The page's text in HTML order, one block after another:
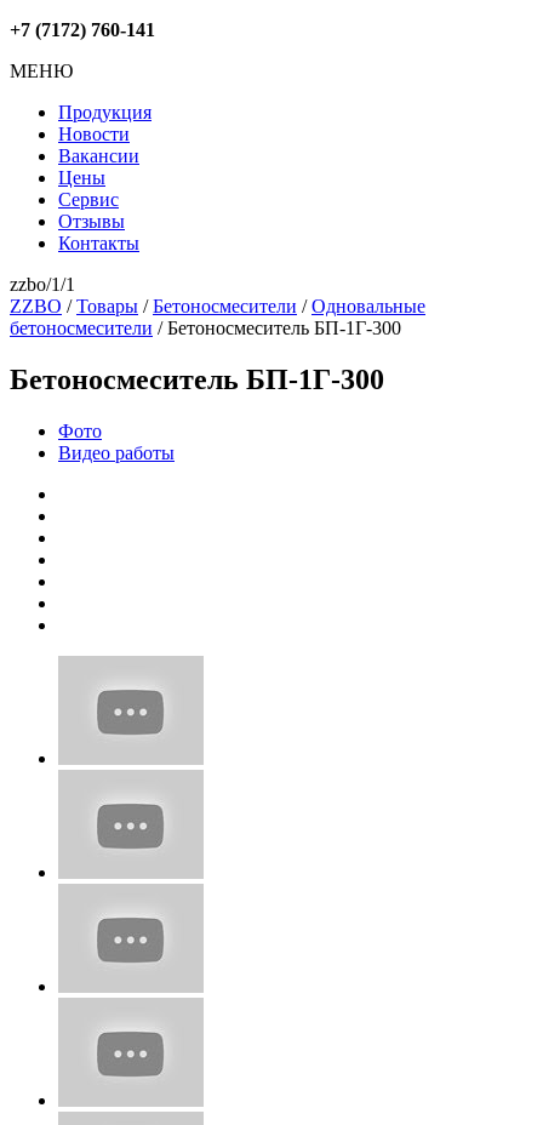
+7 (7172) 760-141
МЕНЮ
Продукция
Новости
Вакансии
Цены
Сервис
Отзывы
Контакты
zzbo/1/1
ZZBO /Товары /Бетоносмесители /Одновальные
бетоносмесители /Бетоносмеситель БП-1Г-300
Бетоносмеситель БП-1Г-300
Фото
Видео работы